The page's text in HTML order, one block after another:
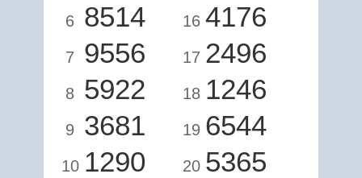
6 8514
7 9556
8 5922
9 3681
10 1290
16 4176
17 2496
18 1246
19 6544
20 5365